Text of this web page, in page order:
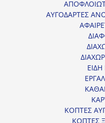
ΑΥΓΟΔΑΡΤΕΣ
ΚΟΠΤΕΣ
ΚΟΠΤΕΣ